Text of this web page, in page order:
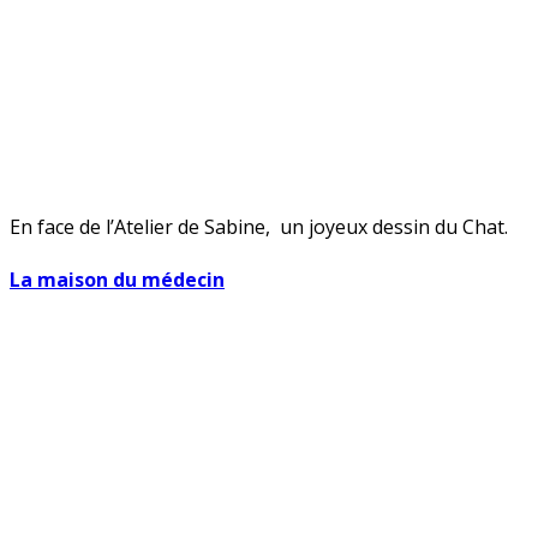
En face de l’Atelier de Sabine, un joyeux dessin du Chat.
La maison du médecin